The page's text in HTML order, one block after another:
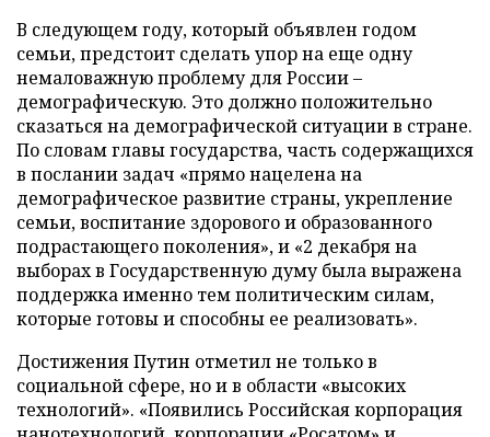
В следующем году, который объявлен годом
семьи, предстоит сделать упор на еще одну
немаловажную проблему для России –
демографическую. Это должно положительно
сказаться на демографической ситуации в стране.
По словам главы государства, часть содержащихся
в послании задач «прямо нацелена на
демографическое развитие страны, укрепление
семьи, воспитание здорового и образованного
подрастающего поколения», и «2 декабря на
выборах в Государственную думу была выражена
поддержка именно тем политическим силам,
которые готовы и способны ее реализовать».
Достижения Путин отметил не только в
социальной сфере, но и в области «высоких
технологий». «Появились Российская корпорация